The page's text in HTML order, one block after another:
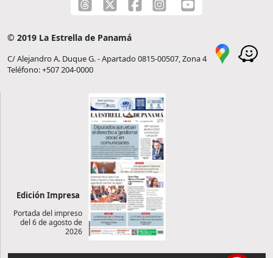
© 2019 La Estrella de Panamá
C/ Alejandro A. Duque G. - Apartado 0815-00507, Zona 4
Teléfono: +507 204-0000
Edición Impresa
Portada del impreso
del 6 de agosto de
2026